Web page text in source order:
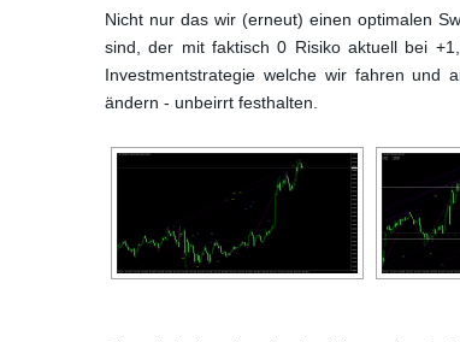
Nicht nur das wir (erneut) einen optimalen
sind, der mit faktisch 0 Risiko aktuell bei
Investmentstrategie welche wir fahren und
ändern - unbeirrt festhalten.